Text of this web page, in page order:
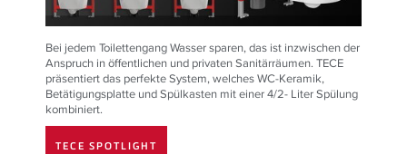
Bei jedem Toilettengang Wasser sparen, das ist inzwischen der
Anspruch in öffentlichen und privaten Sanitärräumen. TECE
präsentiert das perfekte System, welches WC-Keramik,
Betätigungsplatte und Spülkasten mit einer 4/2- Liter Spülung
kombiniert.
TECE SPOTLIGHT